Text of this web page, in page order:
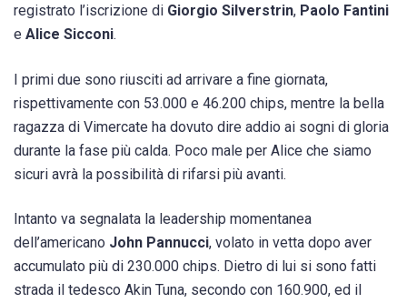
registrato l’iscrizione di Giorgio Silverstrin, Paolo Fantini
e Alice Sicconi.
I primi due sono riusciti ad arrivare a fine giornata,
rispettivamente con 53.000 e 46.200 chips, mentre la bella
ragazza di Vimercate ha dovuto dire addio ai sogni di gloria
durante la fase più calda. Poco male per Alice che siamo
sicuri avrà la possibilità di rifarsi più avanti.
Intanto va segnalata la leadership momentanea
dell’americano John Pannucci, volato in vetta dopo aver
accumulato più di 230.000 chips. Dietro di lui si sono fatti
strada il tedesco Akin Tuna, secondo con 160.900, ed il